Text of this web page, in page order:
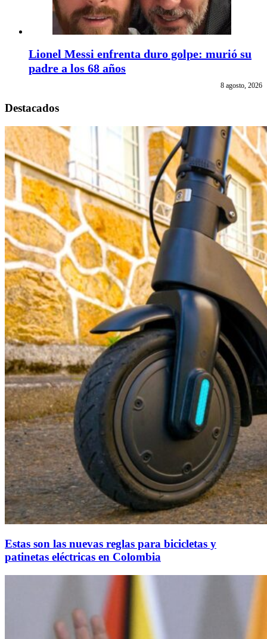
Lionel Messi enfrenta duro golpe: murió su
padre a los 68 años
8 agosto, 2026
Destacados
Estas son las nuevas reglas para bicicletas y
patinetas eléctricas en Colombia